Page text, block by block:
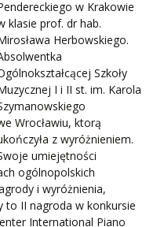
w Krakowie
klasie prof. dr hab.
Herbowskiego.
Szkoły
I i II st. im. Karola
Wrocławiu, ktorą
z wyróżnieniem.
umiejętności
ogólnopolskich
i wyróżnienia,
to II nagroda w konkursie
International Piano